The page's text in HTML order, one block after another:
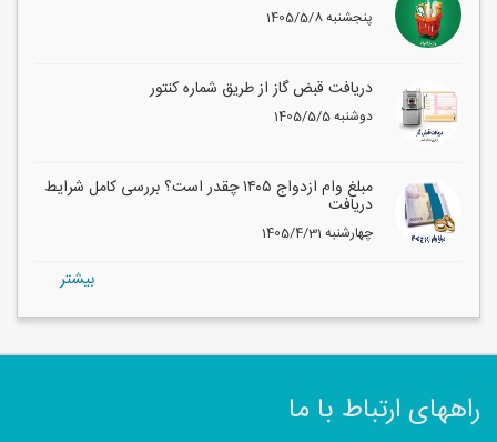
1405/5/8 پنجشنبه
دریافت قبض گاز از طریق شماره کنتور
1405/5/5 دوشنبه
مبلغ وام ازدواج ۱۴۰۵ چقدر است؟ بررسی کامل شرایط
دریافت
1405/4/31 چهارشنبه
بيشتر
راههای ارتباط با ما